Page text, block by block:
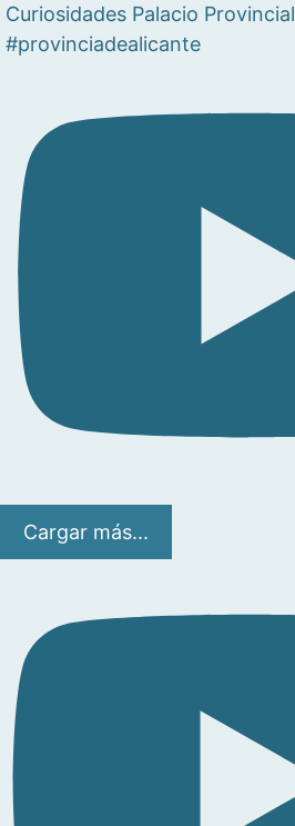
Curiosidades Palacio Provincial
#provinciadealicante
Cargar más...